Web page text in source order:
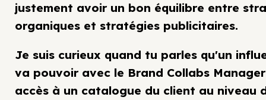
justement avoir un bon équilibre entre
organiques et stratégies publicitaires.
Je suis curieux quand tu parles qu'un
va pouvoir avec le Brand Collabs
accès à un catalogue du client au niveau